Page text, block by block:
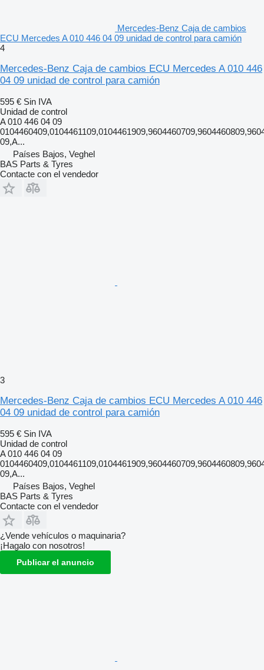
Mercedes-Benz Caja de cambios
ECU Mercedes A 010 446 04 09 unidad de control para camión
4
Mercedes-Benz Caja de cambios ECU Mercedes A 010 446
04 09 unidad de control para camión
595 € Sin IVA
Unidad de control
A 010 446 04 09
09,A...
Países Bajos, Veghel
BAS Parts & Tyres
Contacte con el vendedor
3
Mercedes-Benz Caja de cambios ECU Mercedes A 010 446
04 09 unidad de control para camión
595 € Sin IVA
Unidad de control
A 010 446 04 09
09,A...
Países Bajos, Veghel
BAS Parts & Tyres
Contacte con el vendedor
¿Vende vehículos o maquinaria?
¡Hagalo con nosotros!
Publicar el anuncio